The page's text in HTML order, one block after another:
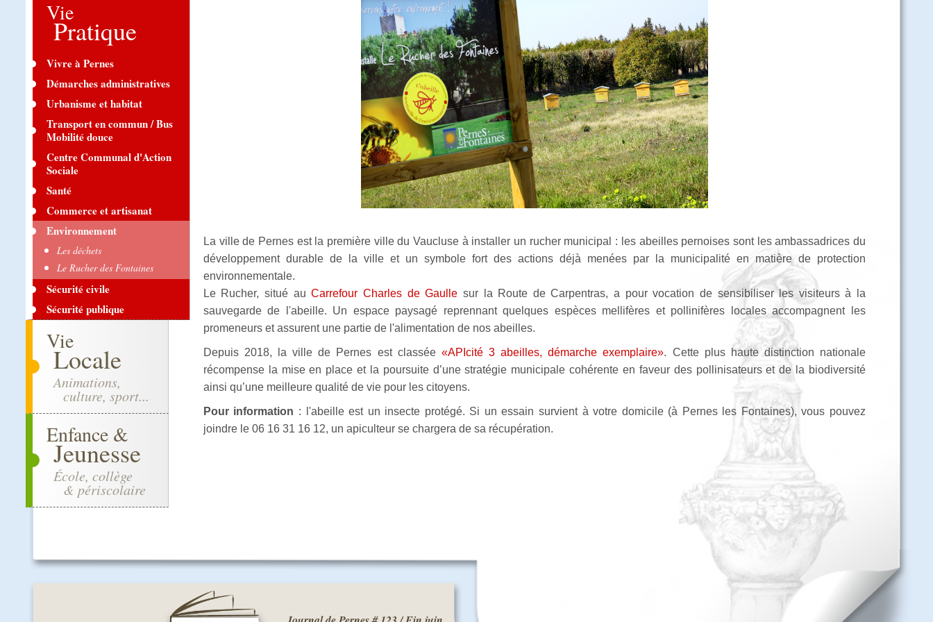
Vie
Pratique
Vivre à Pernes
Démarches administratives
Urbanisme et habitat
Transport en commun / Bus
Mobilité douce
Centre Communal d'Action
Sociale
Santé
Commerce et artisanat
Environnement
Les déchets
Le Rucher des Fontaines
Sécurité civile
Sécurité publique
Vie
Locale
Animations,
culture, sport...
Enfance &
Jeunesse
École, collège
& périscolaire
La ville de Pernes est la première ville du Vaucluse à installer un rucher municipal : les abeilles pernoises sont les ambassadrices du
développement durable de la ville et un symbole fort des actions déjà menées par la municipalité en matière de protection
environnementale.
Le Rucher, situé auCarrefour Charles de Gaulle sur la Route de Carpentras, a pour vocation de sensibiliser les visiteurs à la
sauvegarde de l'abeille. Un espace paysagé reprennant quelques espèces mellifères et pollinifères locales accompagnent les
promeneurs et assurent une partie de l'alimentation de nos abeilles.
Depuis 2018, la ville de Pernes est classée «APIcité 3 abeilles, démarche exemplaire». Cette plus haute distinction nationale
récompense la mise en place et la poursuite d’une stratégie municipale cohérente en faveur des pollinisateurs et de la biodiversité
ainsi qu’une meilleure qualité de vie pour les citoyens.
Pour information : l'abeille est un insecte protégé. Si un essain survient à votre domicile (à Pernes les Fontaines), vous pouvez
joindre le 06 16 31 16 12, un apiculteur se chargera de sa récupération.